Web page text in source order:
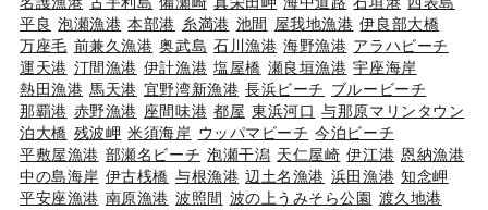
平良 泡瀬漁港 本部港 糸満港 池間 屋我地漁港 伊良部大橋
万座毛 前兼久漁港 奥武島 石川漁港 海野漁港 アラハビーチ
運天港 汀間漁港 伊計漁港 塩屋橋 瀬良垣漁港 宇座海岸
熱田漁港 馬天港 宜野湾新漁港 長浜ビーチ ブルービーチ
那覇港 赤野漁港 座間味港 都屋 東浜河口 与那原マリンタウン
泊大橋 残波岬 米須海岸 ウッパマビーチ 今泊ビーチ
平敷屋漁港 部瀬名ビーチ 泡瀬干潟 天仁屋崎 伊江港 恩納漁港
中の島海岸 伊古桟橋 与根漁港 辺土名漁港 浜田漁港 知念岬
平安座漁港 南原漁港 波照間 波の上うみそら公園 渡久地港